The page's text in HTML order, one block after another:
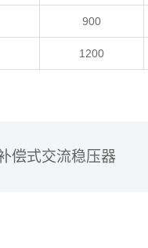
900
1200
偿式交流稳压器